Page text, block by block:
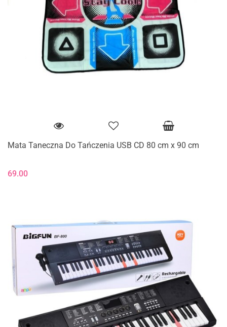
Mata Taneczna Do Tańczenia USB CD 80 cm x 90 cm
69.00